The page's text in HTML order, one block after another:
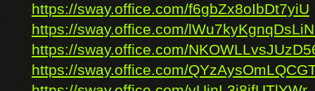
https://sway.office.com/f6gbZx8oIbDt7yiU
https://sway.office.com/
https://sway.office.com/
https://sway.office.com/